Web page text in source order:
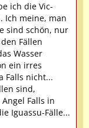
ich die Vic-
Ich meine, man
sind schön, nur
Fällen
Wasser
ein irres
Falls nicht...
sind,
Falls in
Iguassu-Fälle...